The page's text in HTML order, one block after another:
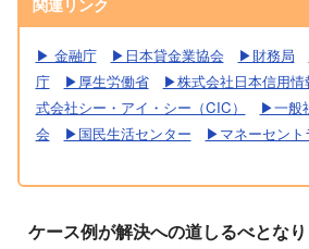
関連リンク
▶︎ 金融庁 ▶︎日本貸金業協会 ▶︎財務局
庁
▶︎厚生労働省 ▶︎株式会社日本信用情
式会社シー・アイ・シー（CIC）
▶︎一般
会
▶︎国民生活センター ▶︎マネーセント
ケース例が解決への道しるべとな